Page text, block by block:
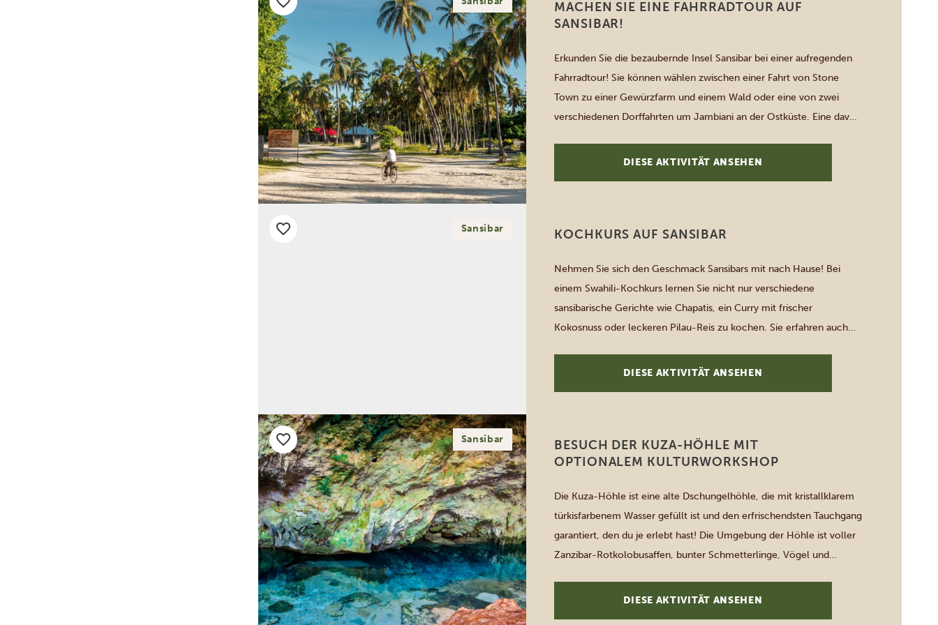
MACHEN SIE EINE FAHRRADTOUR AUF
SANSIBAR!
Erkunden Sie die bezaubernde Insel Sansibar bei einer aufregenden
Fahrradtour! Sie können wählen zwischen einer Fahrt von Stone
Town zu einer Gewürzfarm und einem Wald oder eine von zwei
verschiedenen Dorffahrten um Jambiani an der Ostküste. Eine davon
erfrischendes Bad eignet. Bei allen Touren erkunden […]
DIESE AKTIVITÄT ANSEHEN
Sansibar KOCHKURS AUF SANSIBAR
Nehmen Sie sich den Geschmack Sansibars mit nach Hause! Bei
einem Swahili-Kochkurs lernen Sie nicht nur verschiedene
sansibarische Gerichte wie Chapatis, ein Curry mit frischer
Kokosnuss oder leckeren Pilau-Reis zu kochen. Sie erfahren auch
lokalen Markt Zutaten einkaufen und wie Sie die exotischen
DIESE AKTIVITÄT ANSEHEN
Sansibar
BESUCH DER KUZA-HÖHLE MIT
OPTIONALEM KULTURWORKSHOP
Die Kuza-Höhle ist eine alte Dschungelhöhle, die mit kristallklarem
türkisfarbenem Wasser gefüllt ist und den erfrischendsten Tauchgang
garantiert, den du je erlebt hast! Die Umgebung der Höhle ist voller
Zanzibar-Rotkolobusaffen, bunter Schmetterlinge, Vögel und
Entstehung der Höhle. Eine Kombination mit einem Swahili-
DIESE AKTIVITÄT ANSEHEN